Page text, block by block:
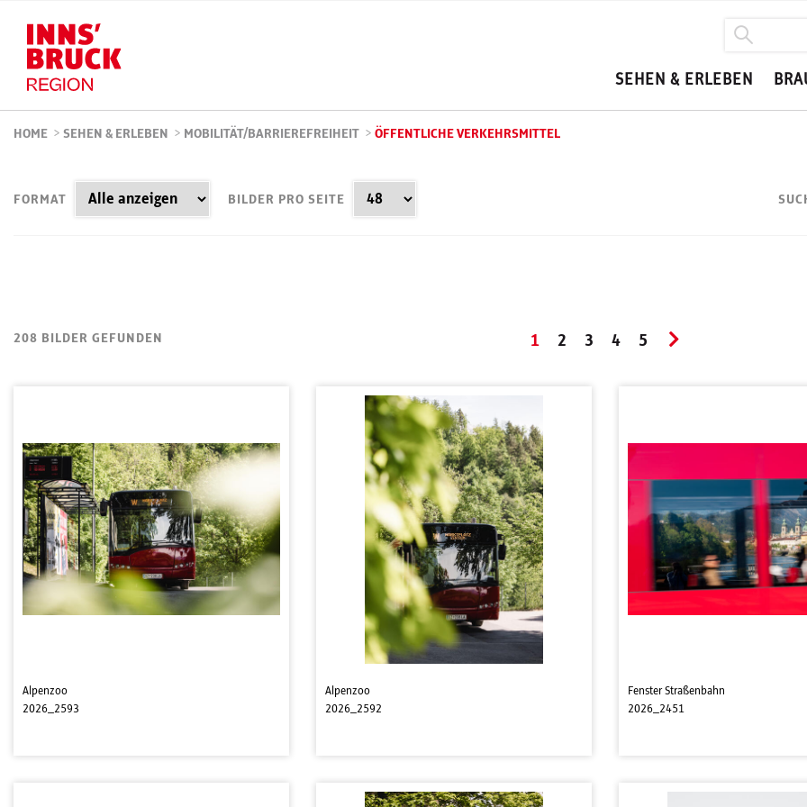
SEHEN & ERLEBEN
HOME > SEHEN & ERLEBEN > MOBILITÄT/BARRIEREFREIHEIT > ÖFFENTLICHE VERKEHRSMITTEL
FORMAT BILDER PRO SEITE
208 BILDER GEFUNDEN 1 2 3 4 5
Alpenzoo
2026_2593
Alpenzoo
2026_2592
Fenster Straßenbahn
2026_2451